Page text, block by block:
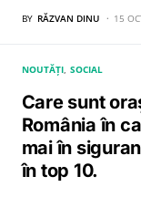
BY RĂZVAN DINU 15
NOUTĂȚI SOCIAL
Care sunt
România în
mai în
în top 10.